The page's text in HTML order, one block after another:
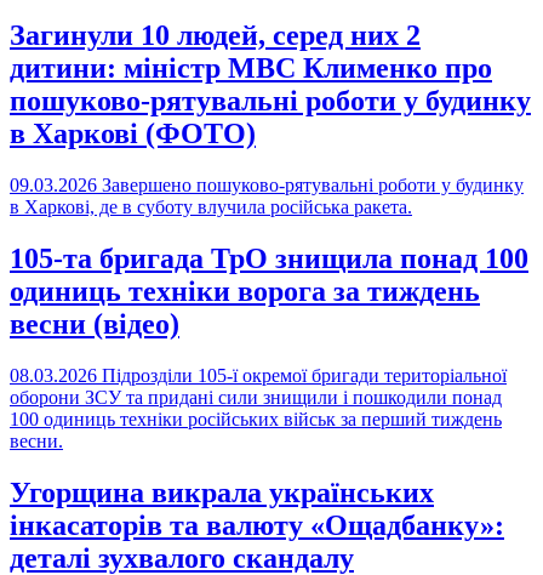
Загинули 10 людей, серед них 2
дитини: міністр МВС Клименко про
пошуково-рятувальні роботи у будинку
в Харкові (ФОТО)
09.03.2026 Завершено пошуково-рятувальні роботи у будинку
в Харкові, де в суботу влучила російська ракета.
105-та бригада ТрО знищила понад 100
одиниць техніки ворога за тиждень
весни (відео)
08.03.2026 Підрозділи 105-ї окремої бригади територіальної
оборони ЗСУ та придані сили знищили і пошкодили понад
100 одиниць техніки російських військ за перший тиждень
весни.
Угорщина викрала українських
інкасаторів та валюту «Ощадбанку»:
деталі зухвалого скандалу